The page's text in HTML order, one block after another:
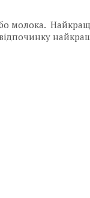
молока.